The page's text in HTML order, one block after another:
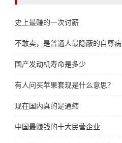
史上最赚的一次讨薪
不敢卖，是普通人最隐蔽的自尊病
国产发动机寿命是多少
有人问买苹果套现是什么意思？
现在国内真的是通缩
中国最赚钱的十大民营企业